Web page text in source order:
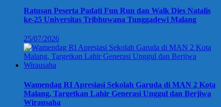
Ratusan Peserta Padati Fun Run dan Walk Dies Natalis
ke-25 Universitas Tribhuwana Tunggadewi Malang
25/07/2026
Wamendag RI Apresiasi Sekolah Garuda di MAN 2 Kota
Malang, Targetkan Lahir Generasi Unggul dan Berjiwa
Wirausaha